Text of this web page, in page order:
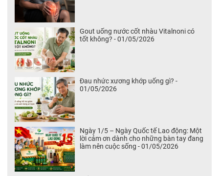
Gout uống nước cốt nhàu Vitalnoni có
tốt không? - 01/05/2026
Đau nhức xương khớp uống gì? -
01/05/2026
Ngày 1/5 – Ngày Quốc tế Lao động: Một
lời cảm ơn dành cho những bàn tay đang
làm nên cuộc sống - 01/05/2026